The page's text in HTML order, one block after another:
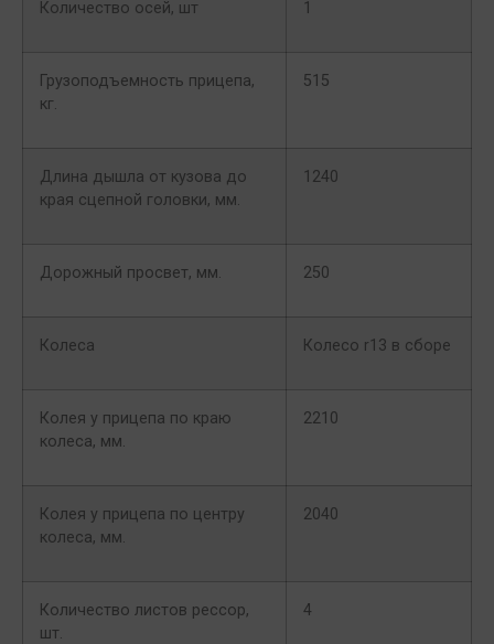
Количество осей, шт 1
Грузоподъемность прицепа,
кг.
515
Длина дышла от кузова до
края сцепной головки, мм.
1240
Дорожный просвет, мм. 250
Колеса Колесо r13 в сборе
Колея у прицепа по краю
колеса, мм.
2210
Колея у прицепа по центру
колеса, мм.
2040
Количество листов рессор,
шт.
4